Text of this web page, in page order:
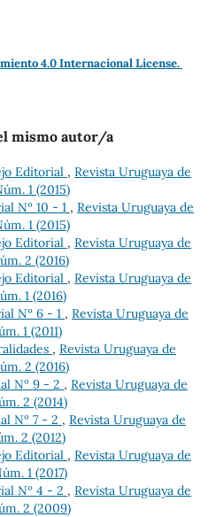
4.0 Internacional License.
mismo autor/a
Editorial , Revista Uruguaya de
1 (2015)
Nº 10 - 1 , Revista Uruguaya de
1 (2015)
Editorial , Revista Uruguaya de
2 (2016)
Editorial , Revista Uruguaya de
1 (2016)
Nº 6 - 1 , Revista Uruguaya de
1 (2011)
, Revista Uruguaya de
2 (2016)
Nº 9 - 2 , Revista Uruguaya de
2 (2014)
Nº 7 - 2 , Revista Uruguaya de
2 (2012)
Editorial , Revista Uruguaya de
1 (2017)
Nº 4 - 2 , Revista Uruguaya de
2 (2009)